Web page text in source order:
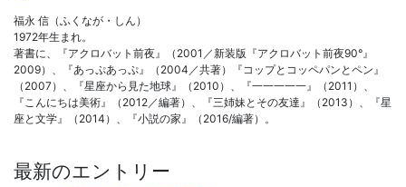
福永 信（ふくなが・しん）
1972年生まれ。
著書に、『アクロバット前夜』（2001／新装版『アクロバット前夜90°』
2009）、『あっぷあっぷ』（2004／共著）『コップとコッペパンとペン』
（2007）、『星座から見た地球』（2010）、『一一一一一』（2011）、
『こんにちは美術』（2012／編著）、『三姉妹とその友達』（2013）、『星
座と文学』（2014）、『小説の家』（2016/編著）。
最新のエントリー